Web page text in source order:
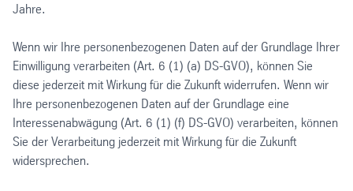
Jahre.
Wenn wir Ihre personenbezogenen Daten auf der Grundlage Ihrer
Einwilligung verarbeiten (Art. 6 (1) (a) DS-GVO), können Sie
diese jederzeit mit Wirkung für die Zukunft widerrufen. Wenn wir
Ihre personenbezogenen Daten auf der Grundlage eine
Interessenabwägung (Art. 6 (1) (f) DS-GVO) verarbeiten, können
Sie der Verarbeitung jederzeit mit Wirkung für die Zukunft
widersprechen.